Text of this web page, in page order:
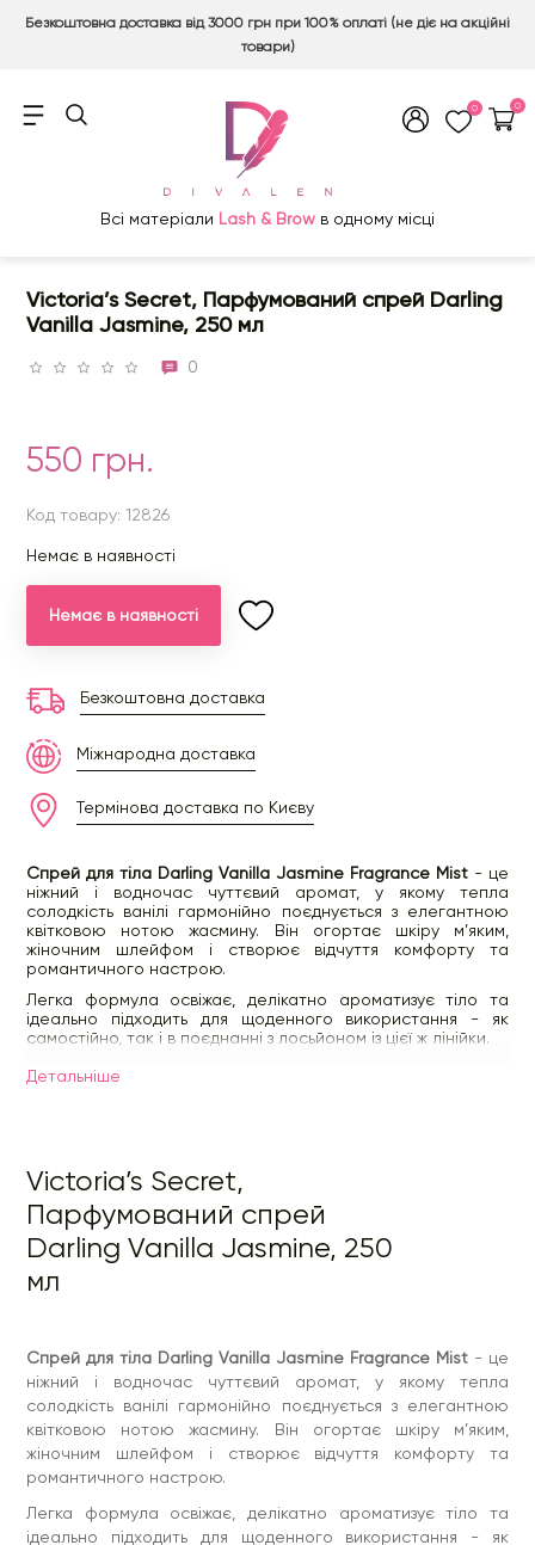
Безкоштовна доставка від 3000 грн при 100% оплаті (не діє на акційні
товари)
0 0
Всі матеріали Lash & Brow в одному місці
Victoria’s Secret, Парфумований спрей Darling
Vanilla Jasmine, 250 мл
0
550 грн.
Код товару: 12826
Немає в наявності
Немає в наявності
Безкоштовна доставка
Міжнародна доставка
Термінова доставка по Києву
Спрей для тіла Darling Vanilla Jasmine Fragrance Mist - це
ніжний і водночас чуттєвий аромат, у якому тепла
солодкість ванілі гармонійно поєднується з елегантною
квітковою нотою жасмину. Він огортає шкіру м’яким,
жіночним шлейфом і створює відчуття комфорту та
романтичного настрою.
Легка формула освіжає, делікатно ароматизує тіло та
ідеально підходить для щоденного використання - як
самостійно, так і в поєднанні з лосьйоном із цієї ж лінійки.
Основні характеристики:
• Освіжає та дарує приємний аромат протягом дня
• Ідеальний для щоденного використання
• Підходить для будь-якої пори року
Детальнiше
Victoria’s Secret,
Парфумований спрей
Darling Vanilla Jasmine, 250
мл
Спрей для тіла Darling Vanilla Jasmine Fragrance Mist - це
ніжний і водночас чуттєвий аромат, у якому тепла
солодкість ванілі гармонійно поєднується з елегантною
квітковою нотою жасмину. Він огортає шкіру м’яким,
жіночним шлейфом і створює відчуття комфорту та
романтичного настрою.
Легка формула освіжає, делікатно ароматизує тіло та
ідеально підходить для щоденного використання - як